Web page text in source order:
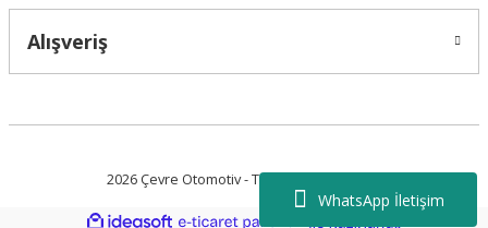
WhatsApp İletişim
Alışveriş
2026 Çevre Otomotiv - Tüm Hakları Saklıdır.
ideasoft